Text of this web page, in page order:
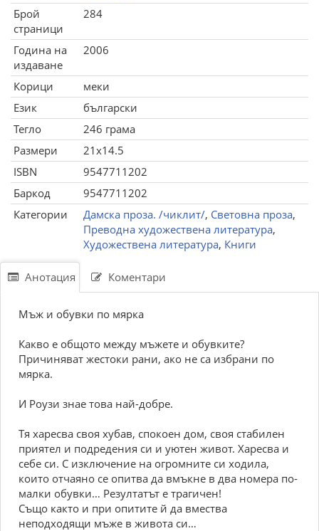
Брой
страници
284
Година на
издаване
2006
Корици
меки
Език
български
Тегло
246 грама
Размери
21x14.5
ISBN
9547711202
Баркод
9547711202
Категории
Дамска проза. /чиклит/, Световна проза,
Преводна художествена литература,
Художествена литература, Книги
Анотация Коментари
Мъж и обувки по мярка
Какво е общото между мъжете и обувките?
Причиняват жестоки рани, ако не са избрани по
мярка.
И Роузи знае това най-добре.
Тя харесва своя хубав, спокоен дом, своя стабилен
приятел и подредения си и уютен живот. Харесва и
себе си. С изключение на огромните си ходила,
които отчаяно се опитва да вмъкне в два номера по-
малки обувки… Резултатът е трагичен!
Също както и при опитите й да вмества
неподходящи мъже в живота си…